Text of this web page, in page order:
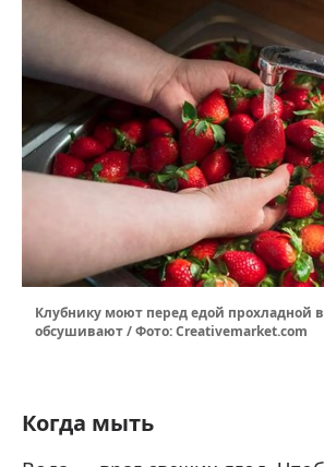
Клубнику моют перед едой прохладной
обсушивают / Фото: Сreativemarket.com
Когда мыть